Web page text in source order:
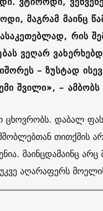
მაგრამ მაინც
რის
ვეღარ
– ზუსტად
შვილი», – ამბობს
ცხოვრობს. დაბალ
თითქმის
მაინცდამაინც
აღარაფერს